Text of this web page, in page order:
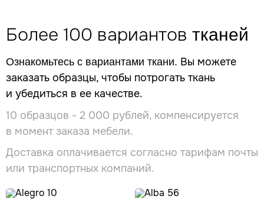
Более 100 вариантов тканей
Ознакомьтесь с вариантами ткани. Вы можете
заказать образцы, чтобы потрогать ткань
и убедиться в ее качестве.
10 образцов - 2 000 рублей, компенсируется
в момент заказа мебели.
Доставка оплачивается согласно тарифам почты
или транспортных компаний.